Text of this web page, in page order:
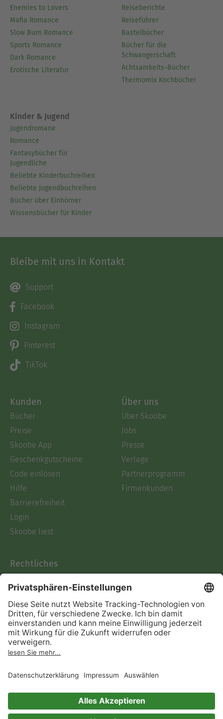
Enemies to Lovers
Mafia Romance
Slow Burn Romance
Sports Romance
Dark Romance
Erotische Literatur
Reiseberichte
Reiseführer
Bastelbücher
Bücher für die
Schwangerschaft
Achtsamkeits-Bücher
Thermomix Kochbücher
Kinder & Jugend
Jugendromane
Romance
Fantasybücher für
Jugendliche
Beliebte Kinderbuchreihen
Beliebte Jugendbuchreihen
Bücher über Einhörner
Wissensbücher für Kinder
Bleibe mit uns in Kontakt
Support
Facebook
Instagram
Pinterest
TikTok
Kunden
Bücher
Preise
Skoobe App
Geschenkgutscheine
Code einlösen
Hilfe
Barrierefreiheit
Login
Skoobe liest
Über uns
Über Skoobe
Jobs
Presse
Verlage
Partnerprogramm
Firmenkunden
Rechtliches
AGB
Informationen nach Data
Act
Verträge hier kündigen
Impressum
Immer ein gutes Buch